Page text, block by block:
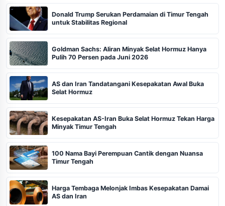
Donald Trump Serukan Perdamaian di Timur Tengah
untuk Stabilitas Regional
Goldman Sachs: Aliran Minyak Selat Hormuz Hanya
Pulih 70 Persen pada Juni 2026
AS dan Iran Tandatangani Kesepakatan Awal Buka
Selat Hormuz
Kesepakatan AS-Iran Buka Selat Hormuz Tekan Harga
Minyak Timur Tengah
100 Nama Bayi Perempuan Cantik dengan Nuansa
Timur Tengah
Harga Tembaga Melonjak Imbas Kesepakatan Damai
AS dan Iran